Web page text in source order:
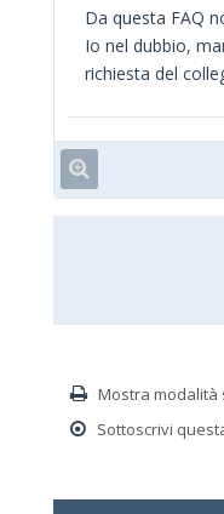
Da questa FAQ
Io nel dubbio,
richiesta del
Mostra modalità
Sottoscrivi